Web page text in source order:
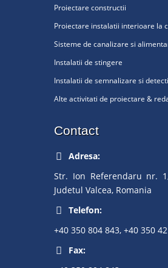
Proiectare constructii
Proiectare instalatii interioare la
Sisteme de canalizare si
Instalatii de stingere
Instalatii de semnalizare si
Alte activitati de proiectare &
Contact
Adresa:
Str. Ion Referendaru nr.
Judetul Valcea, Romania
Telefon:
+40 350 804 843, +40 350
Fax: